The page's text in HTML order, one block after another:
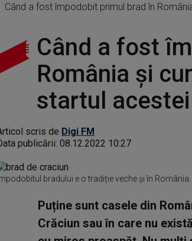
Când a fost împodobit primul brad în
Când a fost
România și
startul
scris de Digi FM
publicării: 08.12.2022 10:27
bradului e o tradiție veche și în
Puține sunt casele din
Crăciun sau în care nu